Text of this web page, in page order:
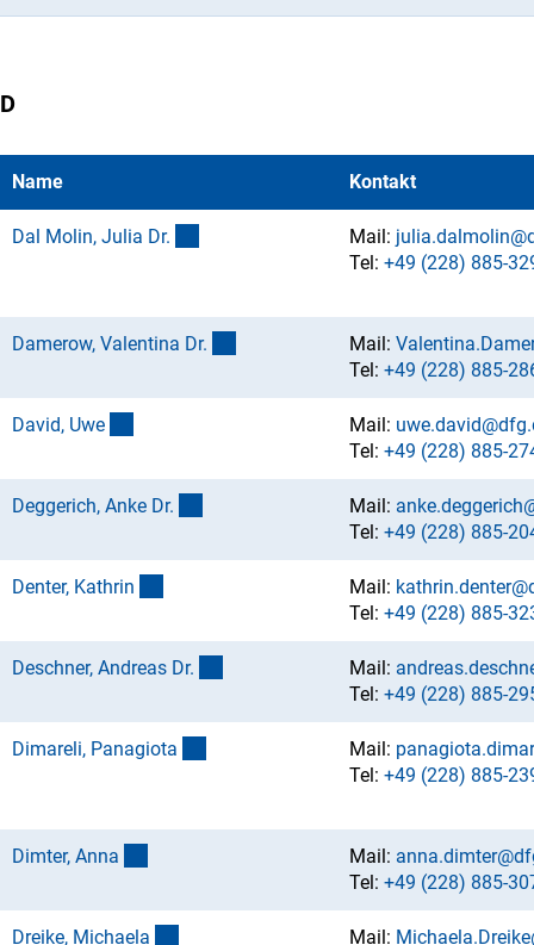
D
Name Kontakt
Dal Molin, Julia Dr. Mail:
Tel: +49 (228) 885-
Damerow, Valentina Dr. (externer Link)Mail:
Tel: +49 (228) 885-
David, Uwe Mail:
Tel: +49 (228) 885-
Deggerich, Anke Dr. Mail:
Tel: +49 (228) 885-
Denter, Kathrin Mail:
Tel: +49 (228) 885-
Deschner, Andreas Dr. Mail:
Tel: +49 (228) 885-
Dimareli, Panagiota Mail:
Tel: +49 (228) 885-
Dimter, Anna Mail:
Tel: +49 (228) 885-
Dreike, Michaela Mail: